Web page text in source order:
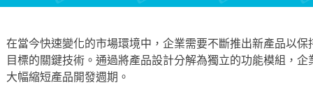
在當今快速變化的市場環境中，企業需要不斷推出新產品以
目標的關鍵技術。通過將產品設計分解為獨立的功能模組，
大幅縮短產品開發週期。